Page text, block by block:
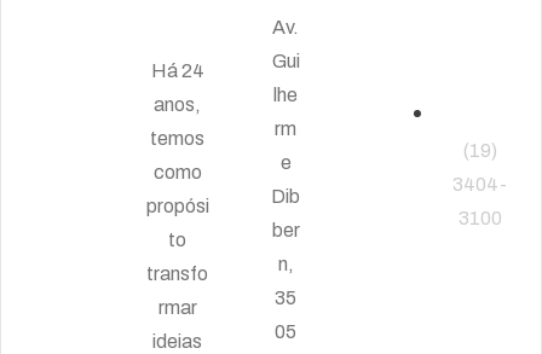
Há 24
anos,
temos
como
propósi
to
transfo
rmar
ideias
Av.
Gui
lhe
rm
e
Dib
ber
n,
35
05
(19)
3404-
3100